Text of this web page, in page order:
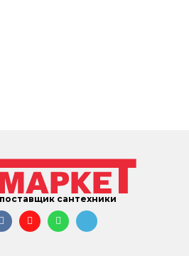
сантехники